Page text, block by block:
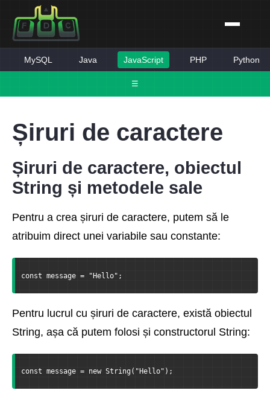
☰
MySQL Java JavaScript PHP Python
Șiruri de caractere
Șiruri de caractere, obiectul
String și metodele sale
Pentru a crea șiruri de caractere, putem să le
atribuim direct unei variabile sau constante:
const message = "Hello";
Pentru lucrul cu șiruri de caractere, există obiectul
String, așa că putem folosi și constructorul String:
const message = new String("Hello");